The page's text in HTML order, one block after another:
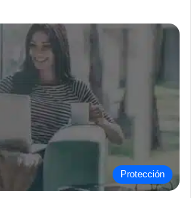
Protección